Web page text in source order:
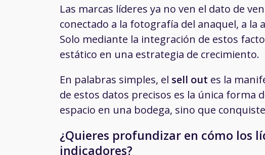
Las marcas líderes ya no ven el dato de
conectado a la fotografía del anaquel, a
Solo mediante la integración de estos
estático en una estrategia de crecimiento.
En palabras simples, el sell out es la
de estos datos precisos es la única forma
espacio en una bodega, sino que
¿Quieres profundizar en cómo los
indicadores?